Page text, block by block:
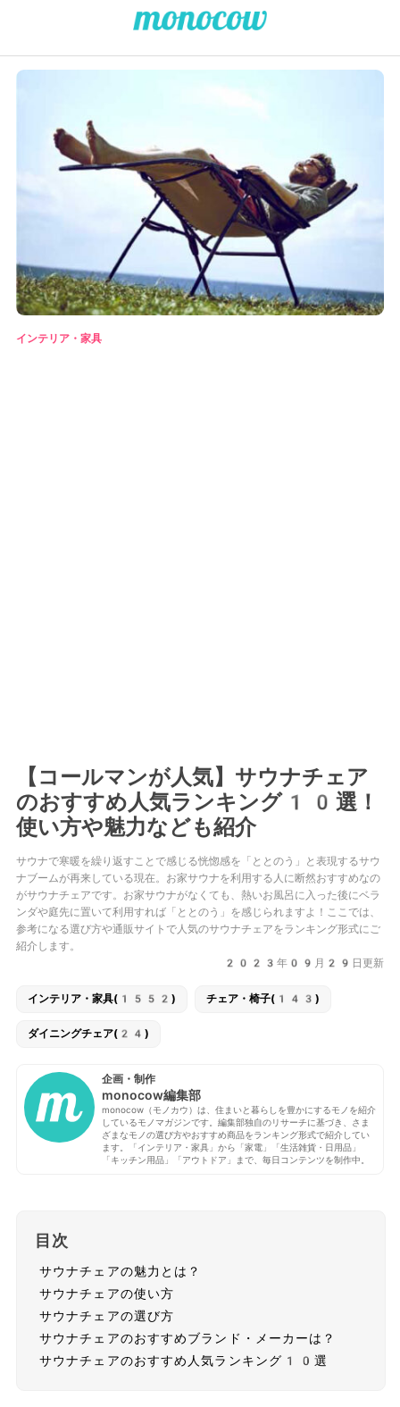
インテリア・家具
【コールマンが人気】サウナチェア
のおすすめ人気ランキング10選！
使い方や魅力なども紹介
サウナで寒暖を繰り返すことで感じる恍惚感を「ととのう」と表現するサウ
ナブームが再来している現在。お家サウナを利用する人に断然おすすめなの
がサウナチェアです。お家サウナがなくても、熱いお風呂に入った後にベラ
ンダや庭先に置いて利用すれば「ととのう」を感じられますよ！ここでは、
参考になる選び方や通販サイトで人気のサウナチェアをランキング形式にご
紹介します。
2023年09月29日更新
インテリア・家具(1552) チェア・椅子(143)
ダイニングチェア(24)
企画・制作
monocow編集部
monocow（モノカウ）は、住まいと暮らしを豊かにするモノを紹介
しているモノマガジンです。編集部独自のリサーチに基づき、さま
ざまなモノの選び方やおすすめ商品をランキング形式で紹介してい
ます。「インテリア・家具」から「家電」「生活雑貨・日用品」
「キッチン用品」「アウトドア」まで、毎日コンテンツを制作中。
目次
サウナチェアの魅力とは？
サウナチェアの使い方
サウナチェアの選び方
サウナチェアのおすすめブランド・メーカーは？
サウナチェアのおすすめ人気ランキング10選